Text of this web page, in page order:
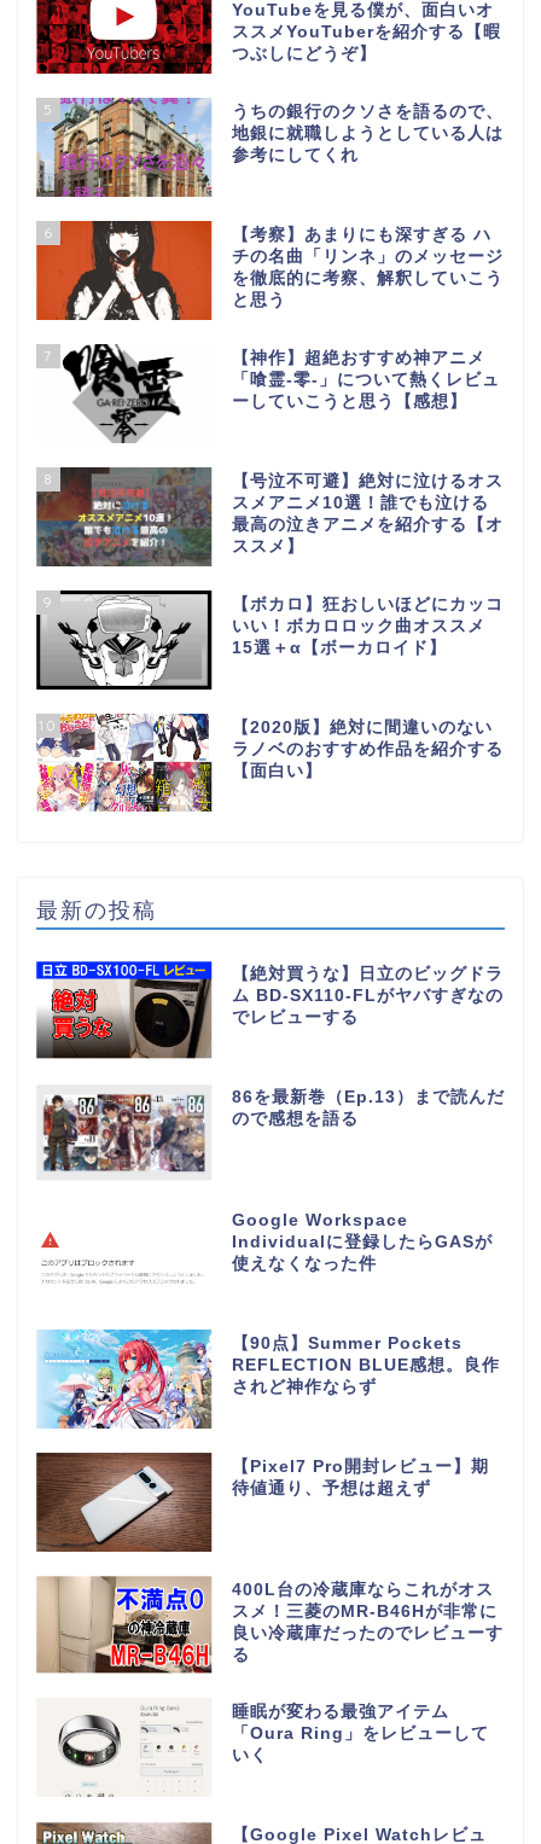
YouTubeを見る僕が、面白いオ
ススメYouTuberを紹介する【暇
つぶしにどうぞ】
5
うちの銀行のクソさを語るので、
地銀に就職しようとしている人は
参考にしてくれ
6
【考察】あまりにも深すぎる ハ
チの名曲「リンネ」のメッセージ
を徹底的に考察、解釈していこう
と思う
7
【神作】超絶おすすめ神アニメ
「喰霊-零-」について熱くレビュ
ーしていこうと思う【感想】
8
【号泣不可避】絶対に泣けるオス
スメアニメ10選！誰でも泣ける
最高の泣きアニメを紹介する【オ
ススメ】
9
【ボカロ】狂おしいほどにカッコ
いい！ボカロロック曲オススメ
15選＋α【ボーカロイド】
10
【2020版】絶対に間違いのない
ラノベのおすすめ作品を紹介する
【面白い】
最新の投稿
【絶対買うな】日立のビッグドラ
ム BD-SX110-FLがヤバすぎなの
でレビューする
86を最新巻（Ep.13）まで読んだ
ので感想を語る
Google Workspace
Individualに登録したらGASが
使えなくなった件
【90点】Summer Pockets
REFLECTION BLUE感想。良作
されど神作ならず
【Pixel7 Pro開封レビュー】期
待値通り、予想は超えず
400L台の冷蔵庫ならこれがオス
スメ！三菱のMR-B46Hが非常に
良い冷蔵庫だったのでレビューす
る
睡眠が変わる最強アイテム
「Oura Ring」をレビューして
いく
【Google Pixel Watchレビュ